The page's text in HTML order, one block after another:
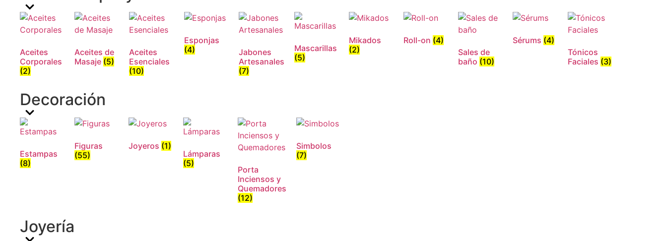
Aceites
Corporales
(2)
Aceites de
Masaje (5)
Aceites
Esenciales
(10)
Esponjas
(4)
Jabones
Artesanales
(7)
Mascarillas
(5)
Mikados
(2)
Roll-on (4)
Sales de
baño (10)
Sérums (4)
Tónicos
Faciales (3)
Decoración
Estampas
(8)
Figuras
(55)
Joyeros (1)
Lámparas
(5)
Porta
Inciensos y
Quemadores
(12)
Simbolos
(7)
Joyería